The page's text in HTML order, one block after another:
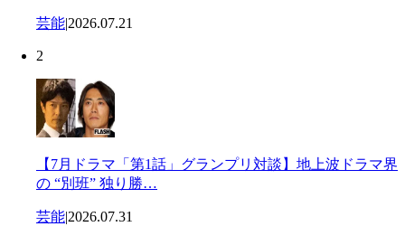
芸能|2026.07.21
2
【7月ドラマ「第1話」グランプリ対談】地上波ドラマ界
の “別班” 独り勝…
芸能|2026.07.31